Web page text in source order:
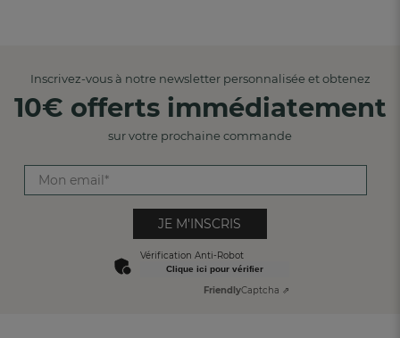
Inscrivez-vous à notre newsletter personnalisée et obtenez
10€ offerts immédiatement
sur votre prochaine commande
JE M'INSCRIS
Vérification Anti-Robot
Clique ici pour vérifier
FriendlyCaptcha ⇗